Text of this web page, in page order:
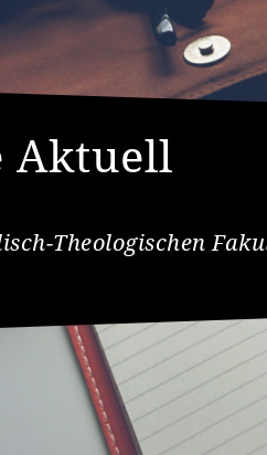
Aktuell
Theologischen